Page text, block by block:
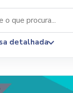
detalhada